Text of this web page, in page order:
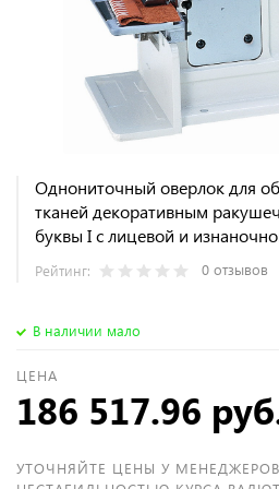
Однониточный оверлок для
тканей декоративным
буквы I с лицевой и
Рейтинг: 0 отзывов
В наличии мало
ЦЕНА
186 517.96
УТОЧНЯЙТЕ ЦЕНЫ У